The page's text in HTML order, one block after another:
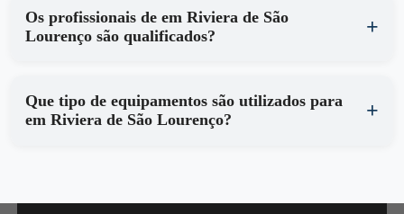
Os profissionais de em Riviera de São
Lourenço são qualificados?
Que tipo de equipamentos são utilizados para
em Riviera de São Lourenço?